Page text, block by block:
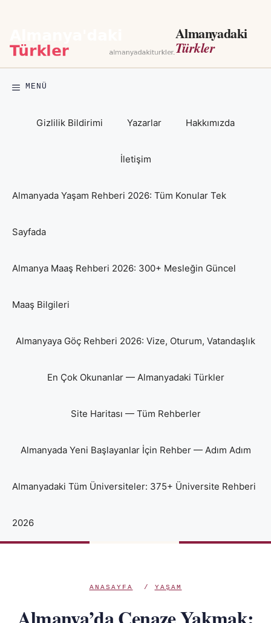
Almanyadaki
Türkler
MENÜ
Gizlilik Bildirimi Yazarlar Hakkımızda
İletişim
Almanyada Yaşam Rehberi 2026: Tüm Konular Tek
Sayfada
Almanya Maaş Rehberi 2026: 300+ Mesleğin Güncel
Maaş Bilgileri
Almanyaya Göç Rehberi 2026: Vize, Oturum, Vatandaşlık
En Çok Okunanlar — Almanyadaki Türkler
Site Haritası — Tüm Rehberler
Almanyada Yeni Başlayanlar İçin Rehber — Adım Adım
Almanyadaki Tüm Üniversiteler: 375+ Üniversite Rehberi
2026
ANASAYFA / YAŞAM